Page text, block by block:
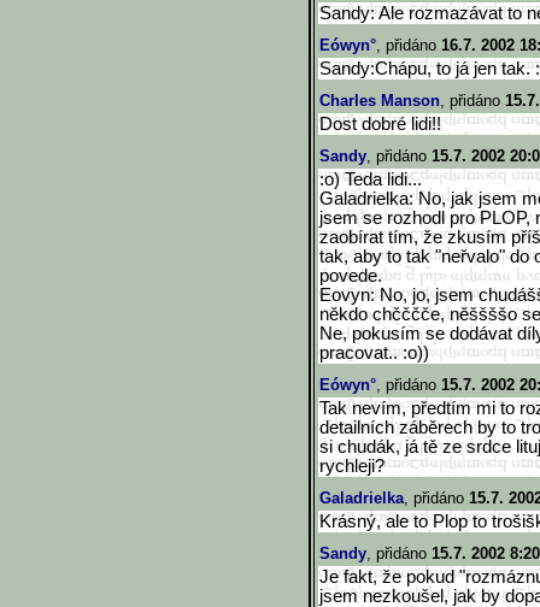
Sandy: Ale rozmazávat to
Eówyn°, přidáno 16.7. 2002
Sandy:Chápu, to já jen tak.
Charles Manson, přidáno
Dost dobré lidi!!
Sandy, přidáno 15.7. 2002
:o) Teda lidi...
Galadrielka: No, jak jsem
jsem se rozhodl pro PLOP,
zaobírat tím, že zkusím
tak, aby to tak "neřvalo" do
povede.
Eovyn: No, jo, jsem
někdo chčččče, něššššo
Ne, pokusím se dodávat
pracovat.. :o))
Eówyn°, přidáno 15.7. 2002
Tak nevím, předtím mi to
detailních záběrech by to
si chudák, já tě ze srdce
rychleji?
Galadrielka, přidáno 15.7.
Krásný, ale to Plop to
Sandy, přidáno 15.7. 2002
Je fakt, že pokud
jsem nezkoušel, jak by